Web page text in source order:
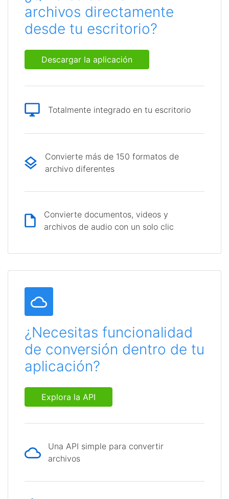
archivos directamente
desde tu escritorio?
Descargar la aplicación
Totalmente integrado en tu escritorio
Convierte más de 150 formatos de
archivo diferentes
Convierte documentos, videos y
archivos de audio con un solo clic
¿Necesitas funcionalidad
de conversión dentro de tu
aplicación?
Explora la API
Una API simple para convertir
archivos